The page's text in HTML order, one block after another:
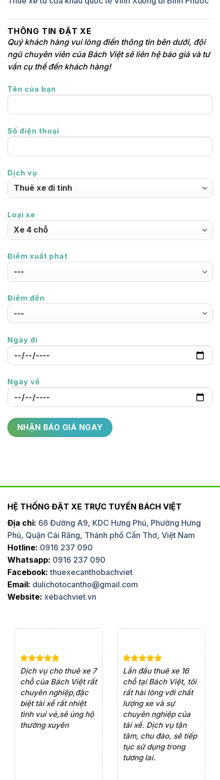
THÔNG TIN ĐẶT XE
Quý khách hàng vui lòng điền thông tin bên dưới, đội
ngũ chuyên viên của Bách Việt sẽ liên hệ báo giá và tư
vấn cụ thể đến khách hàng!
Tên của bạn
Số điện thoại
Dịch vụ
Loại xe
Điểm xuất phát
Điểm đến
Ngày đi
Ngày về
HỆ THỐNG ĐẶT XE TRỰC TUYẾN BÁCH VIỆT
Địa chỉ: 66 Đường A9, KDC Hưng Phú, Phường Hưng
Phú, Quận Cái Răng, Thành phố Cần Thơ, Việt Nam
Hotline: 0916 237 090
Whatsapp: 0916 237 090
Facebook: thuexecanthobachviet
Email: dulichotocantho@gmail.com
Website: xebachviet.vn
Dịch vụ cho thuê xe 7
chỗ của Bách Việt rất
chuyên nghiệp,đặc
biệt tài xế rất nhiệt
tình vui vẻ,sẽ ủng hộ
thường xuyên
Lần đầu thuê xe 16
chỗ tại Bách Việt, tôi
rất hài lòng với chất
lượng xe và sự
chuyên nghiệp của
tài xế. Dịch vụ tận
tâm, chu đáo, sẽ tiếp
tục sử dụng trong
tương lai.